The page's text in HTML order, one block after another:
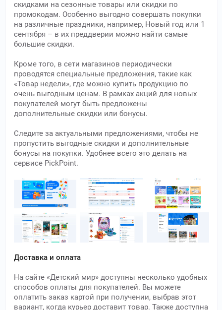
скидками на сезонные товары или скидки по
промокодам. Особенно выгодно совершать покупки
на различные праздники, например, Новый год или 1
сентября – в их преддверии можно найти самые
большие скидки.
Кроме того, в сети магазинов периодически
проводятся специальные предложения, такие как
«Товар недели», где можно купить продукцию по
очень выгодным ценам. В рамках акций для новых
покупателей могут быть предложены
дополнительные скидки или бонусы.
Следите за актуальными предложениями, чтобы не
пропустить выгодные скидки и дополнительные
бонусы на покупки. Удобнее всего это делать на
сервисе PickPoint.
Доставка и оплата
На сайте «Детский мир» доступны несколько удобных
способов оплаты для покупателей. Вы можете
оплатить заказ картой при получении, выбрав этот
вариант, когда курьер доставит товар. Также доступна